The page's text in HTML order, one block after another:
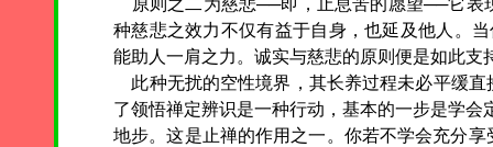
原则之二为慈悲──即，止息苦的愿望──它表
种慈悲之效力不仅有益于自身，也延及他人。
能助人一肩之力。诚实与慈悲的原则便是如此
此种无扰的空性境界，其长养过程未必平缓
了领悟禅定辨识是一种行动，基本的一步是学
地步。这是止禅的作用之一。你若不学会充分